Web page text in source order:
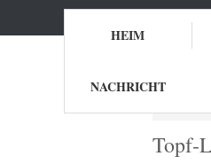
HEIM
NACHRICHT
Topf-